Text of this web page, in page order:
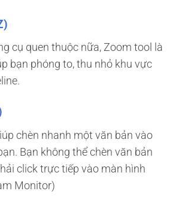
cụ quen thuộc nữa, Zoom tool là
bạn phóng to, thu nhỏ khu vực
chèn nhanh một văn bản vào
Bạn không thể chèn văn bản
click trực tiếp vào màn hình
Monitor)